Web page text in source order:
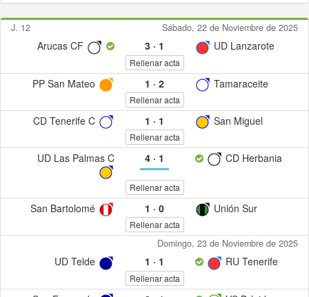
J. 12 Sábado, 22 de Noviembre de 2025
Arucas CF 3· 1 UD Lanzarote
Rellenar acta
PP San Mateo 1 · 2 Tamaraceite
Rellenar acta
CD Tenerife C 1 · 1 San Miguel
Rellenar acta
UD Las Palmas C 4· 1 CD Herbania
Rellenar acta
San Bartolomé 1 · 0 Unión Sur
Rellenar acta
Domingo, 23 de Noviembre de 2025
UD Telde 1 · 1 RU Tenerife
Rellenar acta